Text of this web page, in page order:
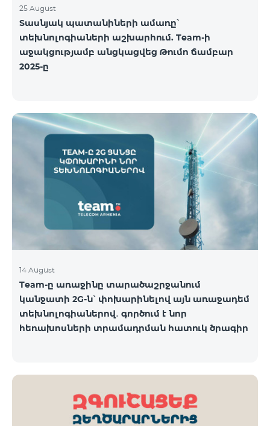
25 August
Տասնյակ պատանիների ամառը՝
տեխնոլոգիաների աշխարհում. Team-ի
աջակցությամբ անցկացվեց Թումո ճամբար
2025-ը
14 August
Team-ը առաջինը տարածաշրջանում
կանջատի 2G-ն՝ փոխարինելով այն առաջադեմ
տեխնոլոգիաներով․ գործում է նոր
հեռախոսների տրամադրման հատուկ ծրագիր